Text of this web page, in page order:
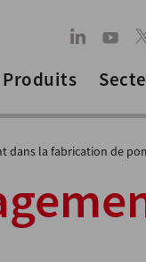
Produits
dans la fabrication de